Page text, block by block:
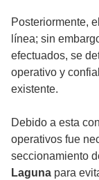
Posteriormente, el
línea; sin
efectuados, se
operativo y
existente.
Debido a esta
operativos fue
seccionamiento
Laguna para